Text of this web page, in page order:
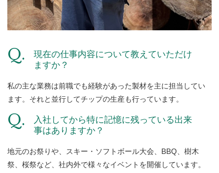
現在の仕事内容について教えていただけ
ますか？
私の主な業務は前職でも経験があった製材を主に担当してい
ます。それと並行してチップの生産も行っています。
入社してから特に記憶に残っている出来
事はありますか？
地元のお祭りや、スキー・ソフトボール大会、BBQ、樹木
祭、桜祭など、社内外で様々なイベントを開催しています。